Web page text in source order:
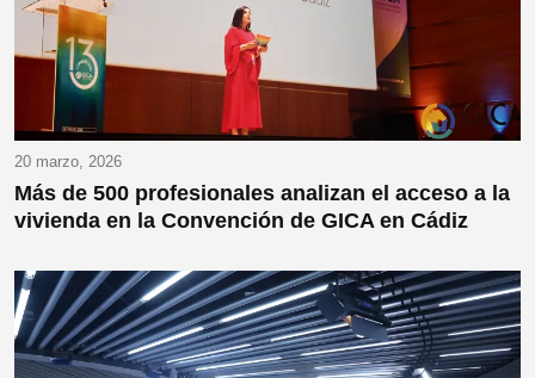
20 marzo, 2026
Más de 500 profesionales analizan el acceso a la
vivienda en la Convención de GICA en Cádiz